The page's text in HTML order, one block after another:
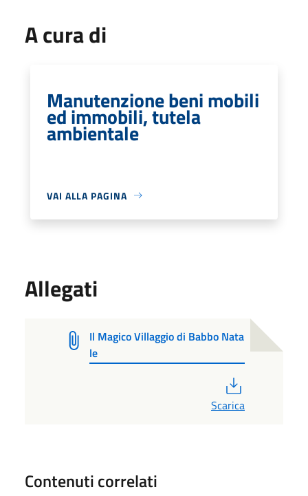
A cura di
Manutenzione beni mobili
ed immobili, tutela
ambientale
VAI ALLA PAGINA
Allegati
Il Magico Villaggio di Babbo Nata
le
Scarica
Contenuti correlati